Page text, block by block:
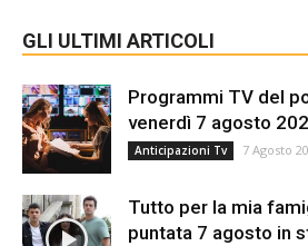
GLI ULTIMI ARTICOLI
Programmi TV del
venerdì 7 agosto
Anticipazioni Tv 7 Agosto
Tutto per la mia
puntata 7 agosto in